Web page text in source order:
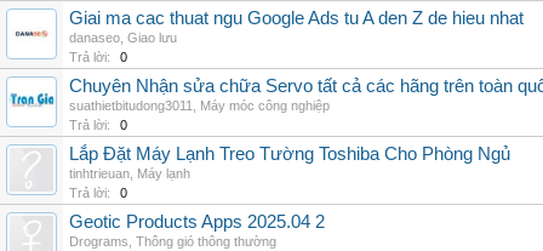
Giai ma cac thuat ngu Google Ads tu A den Z de hieu nhat
danaseo Giao lưu
Trả lời:
0
Chuyên Nhận sửa chữa Servo tất cả các hãng trên toàn
suathietbitudong3011
Máy móc công nghiệp
Trả lời:
0
Lắp Đặt Máy Lạnh Treo Tường Toshiba Cho Phòng Ngủ
tinhtrieuan Máy lạnh
Trả lời:
0
Geotic Products Apps 2025.04 2
Drograms Thông gió thông thường